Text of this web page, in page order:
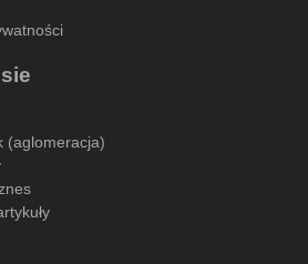
(aglomeracja)